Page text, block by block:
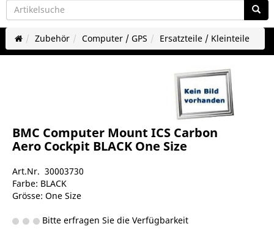
Zubehör Computer / GPS Ersatzteile / Kleinteile
BMC Computer Mount ICS Carbon
Aero Cockpit BLACK One Size
Art.Nr. 30003730
Farbe: BLACK
Grösse: One Size
Bitte erfragen Sie die Verfügbarkeit